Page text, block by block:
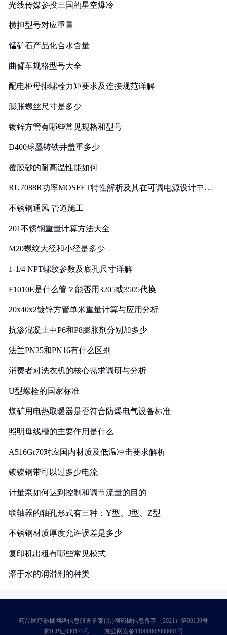
光线传媒参投三国的星空爆冷
横担型号对应重量
锰矿石产品化合水含量
曲臂车规格型号大全
配电柜母排螺栓力矩要求及连接规范详解
膨胀螺丝尺寸是多少
镀锌方管有哪些常见规格和型号
D400球墨铸铁井盖重多少
覆膜砂的耐高温性能如何
RU7088R功率MOSFET特性解析及其在可调电源设计中的
不锈钢通风 管道施工
201不锈钢重量计算方法大全
M20螺纹大径和小径是多少
1-1/4 NPT螺纹参数及底孔尺寸详解
F1010E是什么管？能否用3205或3505代换
20x40x2镀锌方管单米重量计算与应用分析
抗渗混凝土中P6和P8膨胀剂分别加多少
法兰PN25和PN16有什么区别
消费者对洗衣机的核心需求调研与分析
U型螺栓的国家标准
煤矿用电热取暖器是否符合防爆电气设备标准
照明母线槽的主要作用是什么
A516Gr70对应国内材质及低温冲击要求解析
镀镍钢带可以过多少电流
计量泵如何达到控制和调节流量的目的
联轴器的轴孔形式有三种：Y型、J型、Z型
不锈钢材质厚度允许误差是多少
复印机出租有哪些常见模式
溶于水的润滑剂的种类
药品医疗器械网络信息服务备案(京)网药械信息备字（2021）第00159号
京ICP证030173号
京公网安备11000002000001号